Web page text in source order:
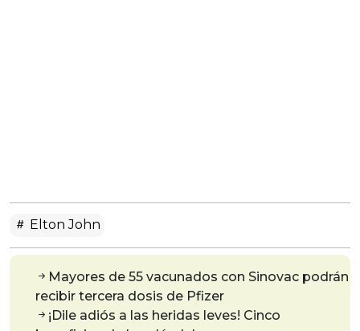
Elton John
Mayores de 55 vacunados con Sinovac podrán
recibir tercera dosis de Pfizer
¡Dile adiós a las heridas leves! Cinco